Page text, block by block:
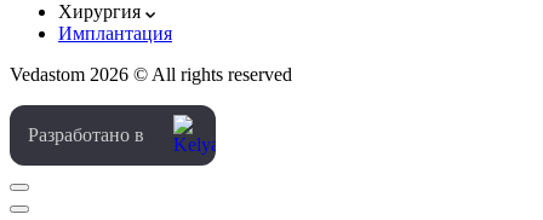
Хирургия
Имплантация
Vedastom 2026 © All rights reserved
Разработано в